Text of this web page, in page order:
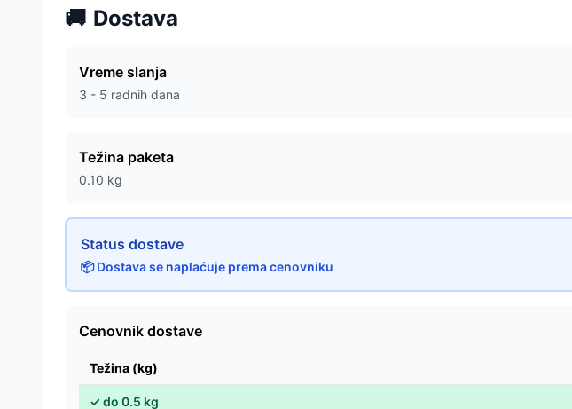
🚚 Dostava
Vreme slanja
3 - 5 radnih dana
Težina paketa
0.10 kg
Status dostave
📦 Dostava se naplaćuje prema cenovniku
Cenovnik dostave
Težina (kg)
✓do 0.5 kg